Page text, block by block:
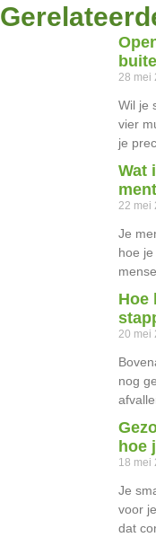
28 mei
Wil je
vier
je
Wat
22 mei
Je
hoe
Hoe
20 mei
nog
hoe
18 mei
Je
voor
dat